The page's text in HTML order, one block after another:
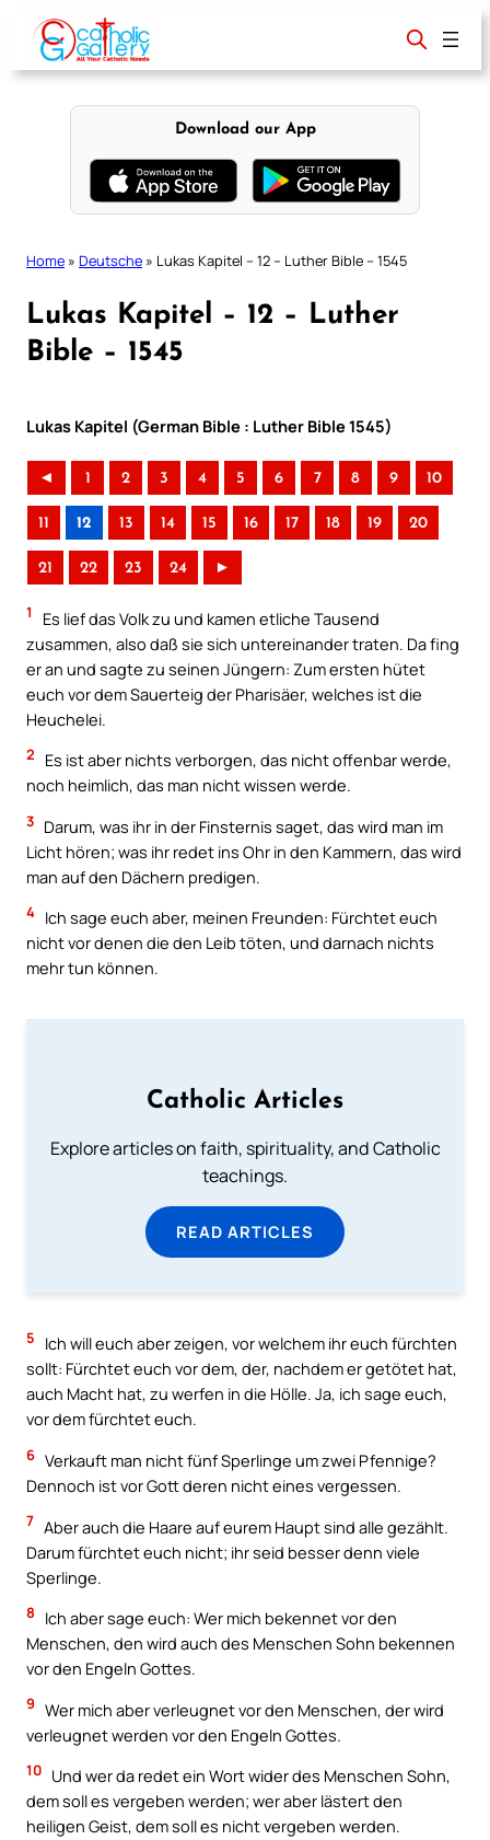
content
Download our App
Home » Deutsche » Lukas Kapitel – 12 – Luther Bible – 1545
Lukas Kapitel – 12 – Luther
Bible – 1545
Lukas Kapitel (German Bible : Luther Bible 1545)
◄ 1 2 3 4 5 6 7 8 9 10
11 12 13 14 15 16 17 18 19 20
21 22 23 24 ►
1
Es lief das Volk zu und kamen etliche Tausend
zusammen, also daß sie sich untereinander traten. Da fing
er an und sagte zu seinen Jüngern: Zum ersten hütet
euch vor dem Sauerteig der Pharisäer, welches ist die
Heuchelei.
2
Es ist aber nichts verborgen, das nicht offenbar werde,
noch heimlich, das man nicht wissen werde.
3 Darum, was ihr in der Finsternis saget, das wird man im
Licht hören; was ihr redet ins Ohr in den Kammern, das wird
man auf den Dächern predigen.
4 Ich sage euch aber, meinen Freunden: Fürchtet euch
nicht vor denen die den Leib töten, und darnach nichts
mehr tun können.
Catholic Articles
Explore articles on faith, spirituality, and Catholic
teachings.
READ ARTICLES
5
Ich will euch aber zeigen, vor welchem ihr euch fürchten
sollt: Fürchtet euch vor dem, der, nachdem er getötet hat,
auch Macht hat, zu werfen in die Hölle. Ja, ich sage euch,
vor dem fürchtet euch.
6 Verkauft man nicht fünf Sperlinge um zwei Pfennige?
Dennoch ist vor Gott deren nicht eines vergessen.
7 Aber auch die Haare auf eurem Haupt sind alle gezählt.
Darum fürchtet euch nicht; ihr seid besser denn viele
Sperlinge.
8
Ich aber sage euch: Wer mich bekennet vor den
Menschen, den wird auch des Menschen Sohn bekennen
vor den Engeln Gottes.
9 Wer mich aber verleugnet vor den Menschen, der wird
verleugnet werden vor den Engeln Gottes.
10 Und wer da redet ein Wort wider des Menschen Sohn,
dem soll es vergeben werden; wer aber lästert den
heiligen Geist, dem soll es nicht vergeben werden.